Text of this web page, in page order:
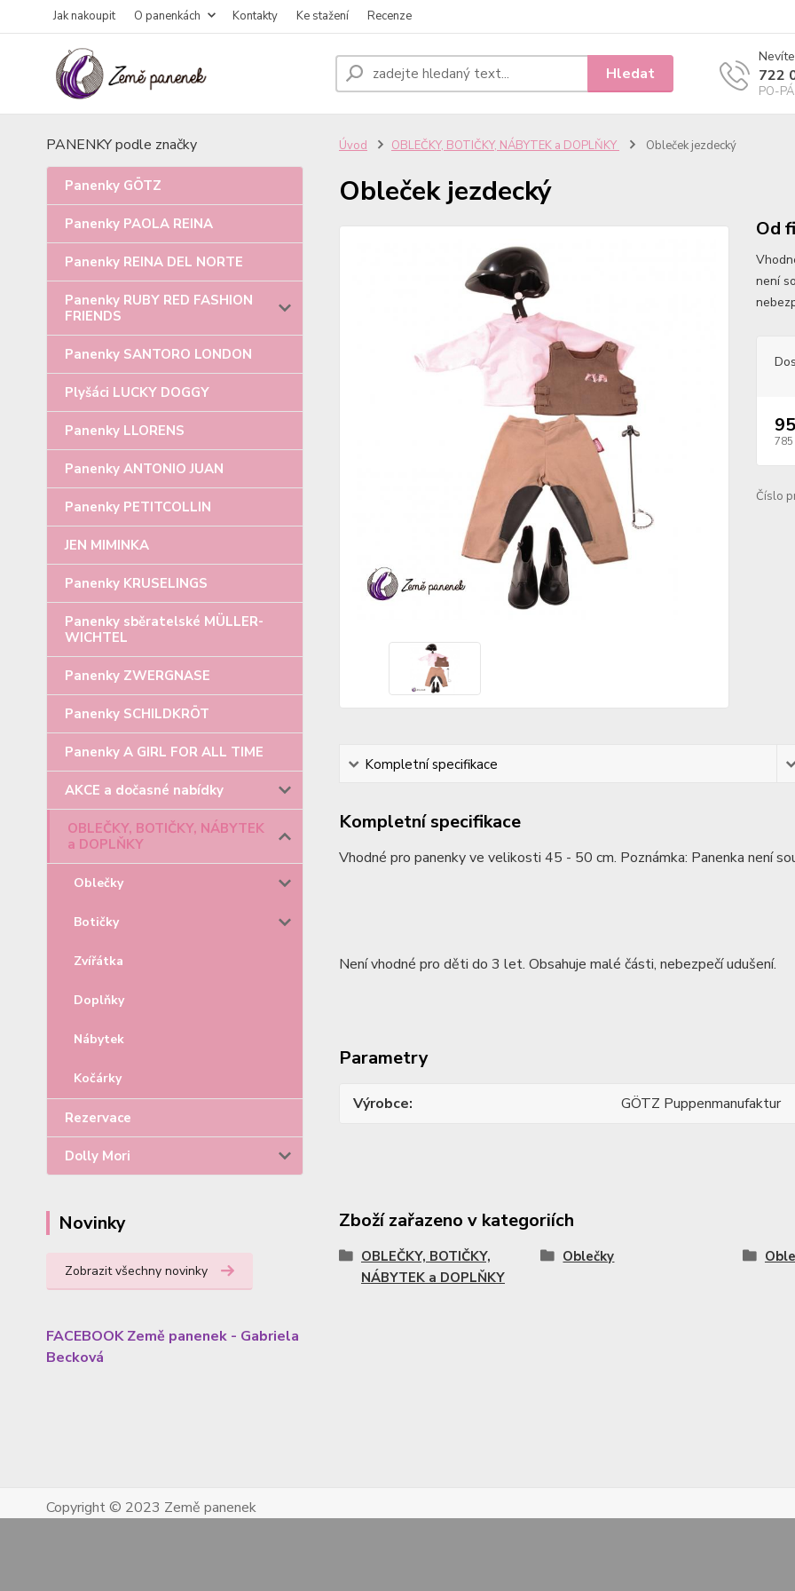
Jak nakoupit O panenkách Kontakty Ke stažení Recenze
Hledat 722
PO-
PANENKY podle značky
Panenky GÖTZ
Panenky PAOLA REINA
Panenky REINA DEL NORTE
Panenky RUBY RED FASHION
FRIENDS
Panenky SANTORO LONDON
Plyšáci LUCKY DOGGY
Panenky LLORENS
Panenky ANTONIO JUAN
Panenky PETITCOLLIN
JEN MIMINKA
Panenky KRUSELINGS
Panenky sběratelské MÜLLER-
WICHTEL
Panenky ZWERGNASE
Panenky SCHILDKRÖT
Panenky A GIRL FOR ALL TIME
AKCE a dočasné nabídky
OBLEČKY, BOTIČKY, NÁBYTEK
a DOPLŇKY
Oblečky
Botičky
Zvířátka
Doplňky
Nábytek
Kočárky
Rezervace
Dolly Mori
Novinky
Zobrazit všechny novinky
FACEBOOK Země panenek - Gabriela
Becková
Úvod OBLEČKY, BOTIČKY, NÁBYTEK a DOPLŇKY Obleček jezdecký
Obleček jezdecký
Od
není
785
Číslo
Kompletní specifikace
Kompletní specifikace
Vhodné pro panenky ve velikosti 45 - 50 cm. Poznámka: Panenka není
Není vhodné pro děti do 3 let. Obsahuje malé části, nebezpečí udušení.
Parametry
Výrobce GÖTZ Puppenmanufaktur
Zboží zařazeno v kategoriích
OBLEČKY, BOTIČKY,
NÁBYTEK a DOPLŇKY
Oblečky
Copyright © 2023 Země panenek